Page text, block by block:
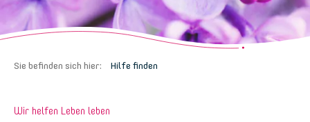
Sie befinden sich hier: Hilfe finden
Wir helfen Leben leben